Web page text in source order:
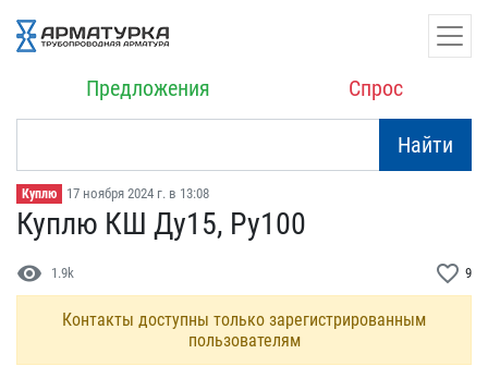
Предложения Спрос
Найти
Куплю 17 ноября 2024 г. в 13:08
Куплю КШ Ду15, Ру100
visibility 1.9k favorite_border 9
Контакты доступны только зарегистрированным
пользователям